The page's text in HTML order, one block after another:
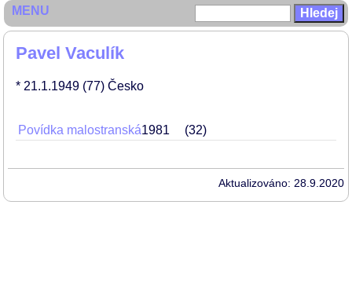
Pavel Vaculík
* 21.1.1949 (77) Česko
Povídka malostranská1981 32
Aktualizováno: 28.9.2020
MENU